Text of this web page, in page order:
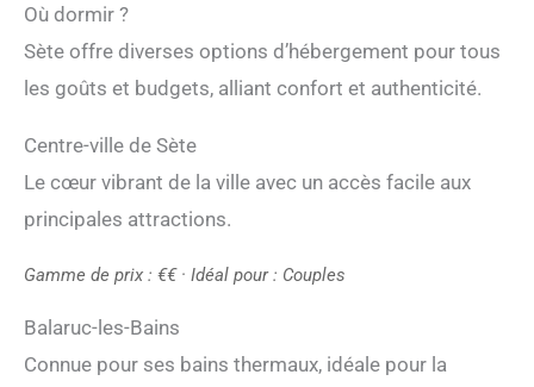
Où dormir ?
Sète offre diverses options d’hébergement pour tous
les goûts et budgets, alliant confort et authenticité.
Centre-ville de Sète
Le cœur vibrant de la ville avec un accès facile aux
principales attractions.
Gamme de prix : €€ · Idéal pour : Couples
Balaruc-les-Bains
Connue pour ses bains thermaux, idéale pour la